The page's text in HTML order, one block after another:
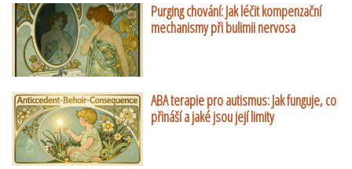
Purging chování: Jak léčit kompenzační
mechanismy při bulimii nervosa
ABA terapie pro autismus: Jak funguje, co
přináší a jaké jsou její limity